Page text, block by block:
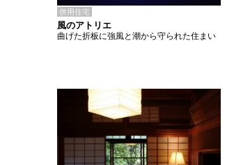
併用住宅
風のアトリエ
曲げた折板に強風と潮から守られた住まい